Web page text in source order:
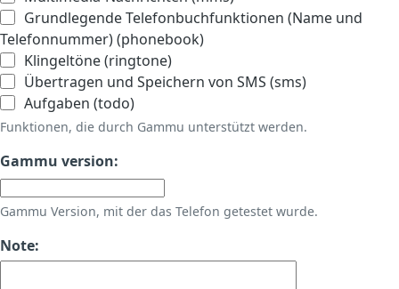
Grundlegende Telefonbuchfunktionen (Name und
Telefonnummer) (phonebook)
Klingeltöne (ringtone)
Übertragen und Speichern von SMS (sms)
Aufgaben (todo)
Funktionen, die durch Gammu unterstützt werden.
Gammu version:
Gammu Version, mit der das Telefon getestet wurde.
Note: